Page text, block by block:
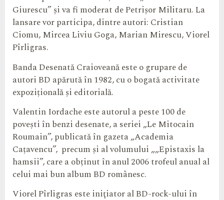
Giurescu” și va fi moderat de Petrișor Militaru. La
lansare vor participa, dintre autori: Cristian
Ciomu, Mircea Liviu Goga, Marian Mirescu, Viorel
Pîrligras.
Banda Desenată Craioveană este o grupare de
autori BD apărută în 1982, cu o bogată activitate
expozițională și editorială.
Valentin Iordache este autorul a peste 100 de
povești în benzi desenate, a seriei „Le Mitocain
Roumain”, publicată în gazeta „Academia
Cațavencu”, precum și al volumului „„Epistaxis la
hamsii”, care a obținut în anul 2006 trofeul anual al
celui mai bun album BD românesc.
Viorel Pîrligras este iniţiator al BD-rock-ului în